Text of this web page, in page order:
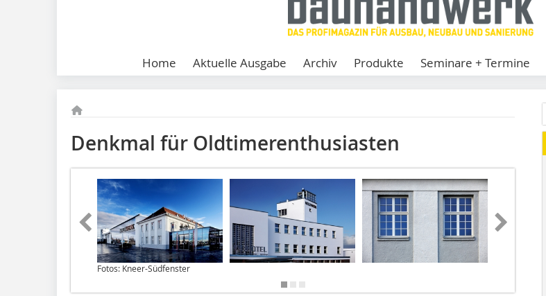
Home Aktuelle Ausgabe Archiv Produkte Seminare + Termine
Denkmal für Oldtimerenthusiasten
Fotos: Kneer-Südfenster